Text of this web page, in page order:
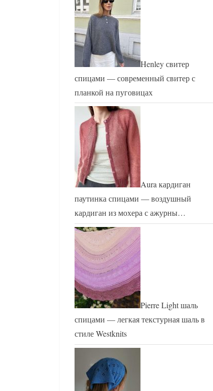
Henley свитер
спицами — современный свитер с
планкой на пуговицах
Aura кардиган
паутинка спицами — воздушный
кардиган из мохера с ажурны…
Pierre Light шаль
спицами — легкая текстурная шаль в
стиле Westknits